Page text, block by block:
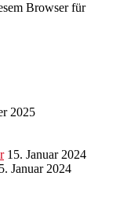
Browser für
2025
15. Januar 2024
Januar 2024